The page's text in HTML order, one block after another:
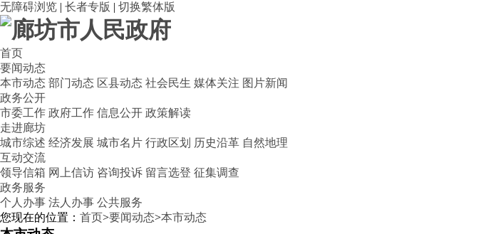
无障碍浏览 | 长者专版 | 切换繁体版
首页
要闻动态
本市动态 部门动态 区县动态 社会民生 媒体关注 图片新闻
政务公开
市委工作 政府工作 信息公开 政策解读
走进廊坊
城市综述 经济发展 城市名片 行政区划 历史沿革 自然地理
互动交流
领导信箱 网上信访 咨询投诉 留言选登 征集调查
政务服务
个人办事 法人办事 公共服务
您现在的位置： 首页>要闻动态>本市动态